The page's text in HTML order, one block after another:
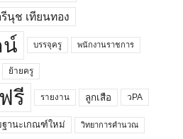
นุช เทียนทอง
น์ บรรจุครู พนักงานราชการ
ย้ายครู
รี รายงาน ลูกเสือ วPA
ฐานะเกณฑ์ใหม่ วิทยาการคำนวณ